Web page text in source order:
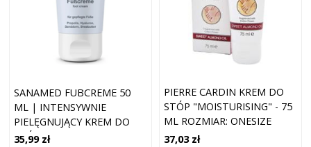
SANAMED FUBCREME 50
ML | INTENSYWNIE
PIELĘGNUJĄCY KREM DO
STÓP
35,99 zł
PIERRE CARDIN KREM DO
STÓP "MOISTURISING" - 75
ML ROZMIAR: ONESIZE
37,03 zł